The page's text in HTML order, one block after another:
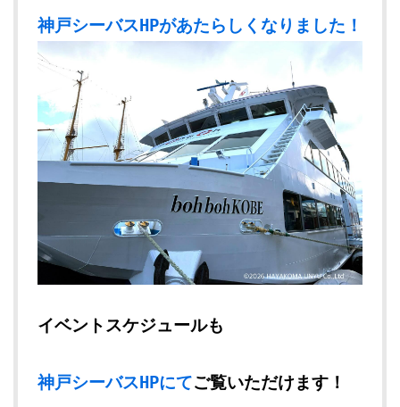
神戸シーバスHPがあたらしくなりました！
イベントスケジュールも
神戸シーバスHPにてご覧いただけます！